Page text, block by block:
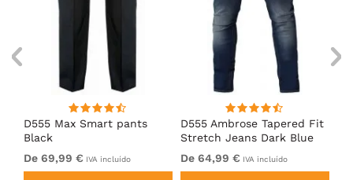
D555 Max Smart pants
Black
De 69,99 € IVA incluído
D555 Ambrose Tapered Fit
Stretch Jeans Dark Blue
De 64,99 € IVA incluído